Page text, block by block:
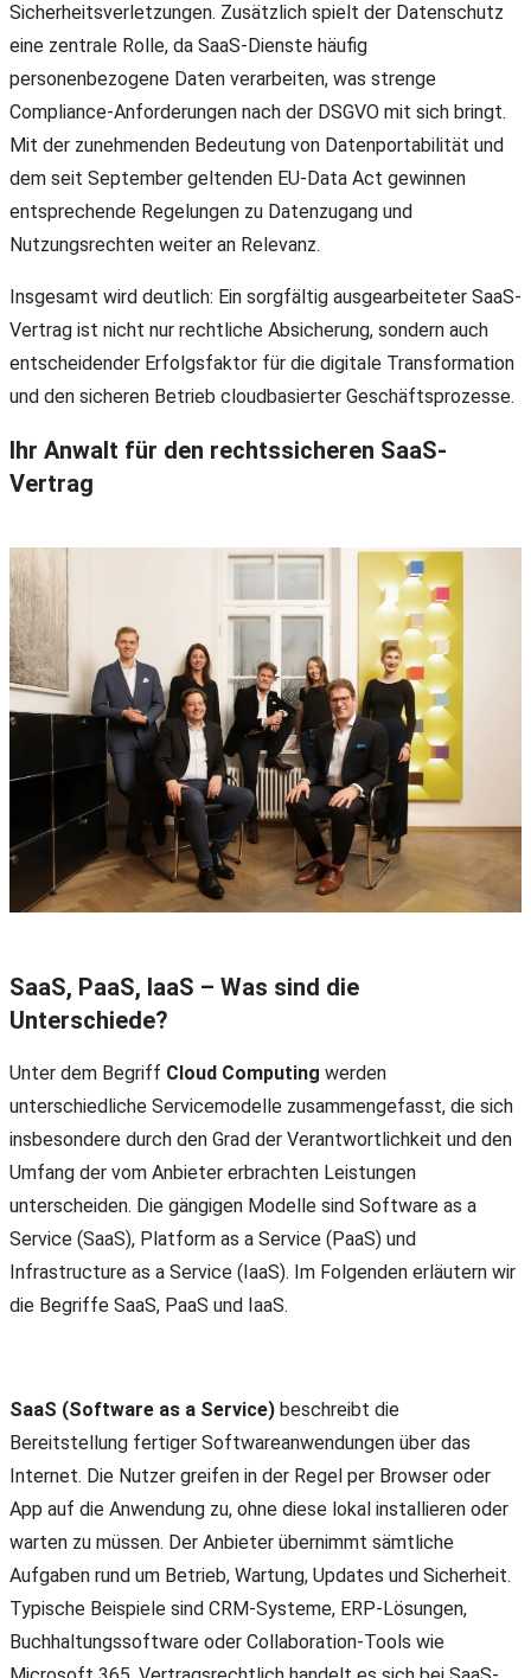
Sicherheitsverletzungen. Zusätzlich spielt der Datenschutz
eine zentrale Rolle, da SaaS-Dienste häufig
personenbezogene Daten verarbeiten, was strenge
Compliance-Anforderungen nach der DSGVO mit sich bringt.
Mit der zunehmenden Bedeutung von Datenportabilität und
dem seit September geltenden EU-Data Act gewinnen
entsprechende Regelungen zu Datenzugang und
Nutzungsrechten weiter an Relevanz.
Insgesamt wird deutlich: Ein sorgfältig ausgearbeiteter SaaS-
Vertrag ist nicht nur rechtliche Absicherung, sondern auch
entscheidender Erfolgsfaktor für die digitale Transformation
und den sicheren Betrieb cloudbasierter Geschäftsprozesse.
Ihr Anwalt für den rechtssicheren SaaS-
Vertrag
SaaS, PaaS, IaaS – Was sind die
Unterschiede?
Unter dem Begriff Cloud Computing werden
unterschiedliche Servicemodelle zusammengefasst, die sich
insbesondere durch den Grad der Verantwortlichkeit und den
Umfang der vom Anbieter erbrachten Leistungen
unterscheiden. Die gängigen Modelle sind Software as a
Service (SaaS), Platform as a Service (PaaS) und
Infrastructure as a Service (IaaS). Im Folgenden erläutern wir
die Begriffe SaaS, PaaS und IaaS.
SaaS (Software as a Service) beschreibt die
Bereitstellung fertiger Softwareanwendungen über das
Internet. Die Nutzer greifen in der Regel per Browser oder
App auf die Anwendung zu, ohne diese lokal installieren oder
warten zu müssen. Der Anbieter übernimmt sämtliche
Aufgaben rund um Betrieb, Wartung, Updates und Sicherheit.
Typische Beispiele sind CRM-Systeme, ERP-Lösungen,
Buchhaltungssoftware oder Collaboration-Tools wie